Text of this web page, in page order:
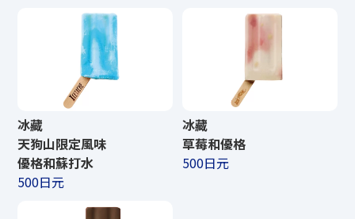
冰藏
天狗山限定風味
優格和蘇打水
500日元
冰藏
草莓和優格
500日元